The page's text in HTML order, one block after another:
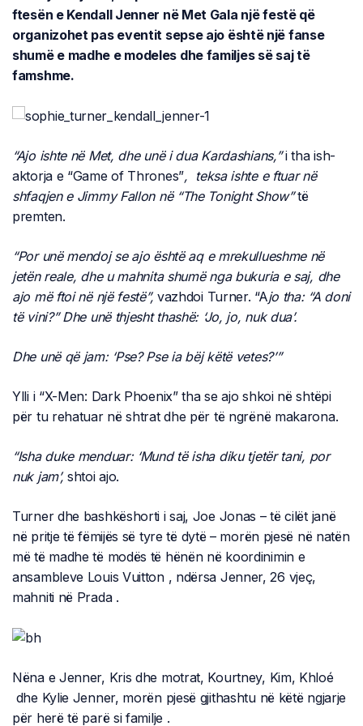
ftesën e Kendall Jenner në Met Gala një festë që
organizohet pas eventit sepse ajo është një fanse
shumë e madhe e modeles dhe familjes së saj të
famshme.
“Ajo ishte në Met, dhe unë i dua Kardashians,”i tha ish-
aktorja e “Game of Thrones”, teksa ishte e ftuar në
shfaqjen e Jimmy Fallon në “The Tonight Show”të
premten.
“Por unë mendoj se ajo është aq e mrekullueshme në
jetën reale, dhe u mahnita shumë nga bukuria e saj, dhe
ajo më ftoi në një festë”,vazhdoi Turner. “Ajo tha: “A doni
të vini?” Dhe unë thjesht thashë: ‘Jo, jo, nuk dua’.
Dhe unë që jam: ‘Pse? Pse ia bëj këtë vetes?’”
Ylli i “X-Men: Dark Phoenix” tha se ajo shkoi në shtëpi
për tu rehatuar në shtrat dhe për të ngrënë makarona.
“Isha duke menduar: ‘Mund të isha diku tjetër tani, por
nuk jam’,shtoi ajo.
Turner dhe bashkëshorti i saj, Joe Jonas – të cilët janë
në pritje të fëmijës së tyre të dytë – morën pjesë në natën
më të madhe të modës të hënën në koordinimin e
ansambleve Louis Vuitton , ndërsa Jenner, 26 vjeç,
mahniti në Prada .
Nëna e Jenner, Kris dhe motrat, Kourtney, Kim, Khloé
dhe Kylie Jenner, morën pjesë gjithashtu në këtë ngjarje
për herë të parë si familje .